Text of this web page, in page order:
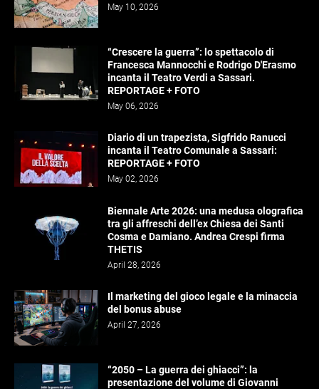
May 10, 2026
“Crescere la guerra”: lo spettacolo di
Francesca Mannocchi e Rodrigo D'Erasmo
incanta il Teatro Verdi a Sassari.
REPORTAGE + FOTO
May 06, 2026
Diario di un trapezista, Sigfrido Ranucci
incanta il Teatro Comunale a Sassari:
REPORTAGE + FOTO
May 02, 2026
Biennale Arte 2026: una medusa olografica
tra gli affreschi dell’ex Chiesa dei Santi
Cosma e Damiano. Andrea Crespi firma
THETIS
April 28, 2026
Il marketing del gioco legale e la minaccia
del bonus abuse
April 27, 2026
“2050 – La guerra dei ghiacci”: la
presentazione del volume di Giovanni